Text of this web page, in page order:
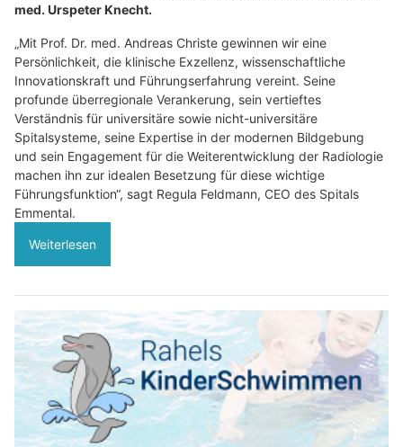
med. Urspeter Knecht.
„Mit Prof. Dr. med. Andreas Christe gewinnen wir eine
Persönlichkeit, die klinische Exzellenz, wissenschaftliche
Innovationskraft und Führungserfahrung vereint. Seine
profunde überregionale Verankerung, sein vertieftes
Verständnis für universitäre sowie nicht-universitäre
Spitalsysteme, seine Expertise in der modernen Bildgebung
und sein Engagement für die Weiterentwicklung der Radiologie
machen ihn zur idealen Besetzung für diese wichtige
Führungsfunktion“, sagt Regula Feldmann, CEO des Spitals
Emmental.
Weiterlesen